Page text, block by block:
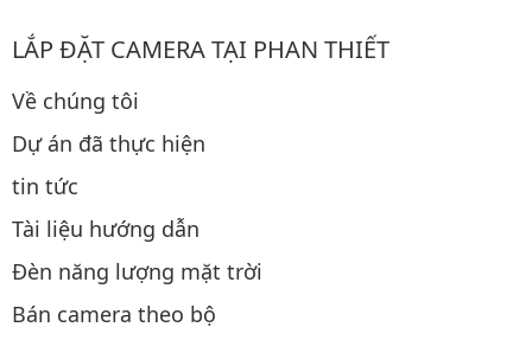
LẮP ĐẶT CAMERA TẠI PHAN THIẾT
Về chúng tôi
Dự án đã thực hiện
tin tức
Tài liệu hướng dẫn
Đèn năng lượng mặt trời
Bán camera theo bộ